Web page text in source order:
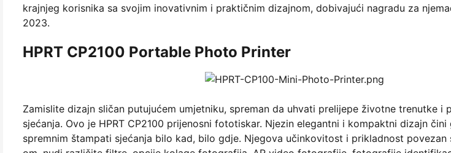
krajnjeg korisnika sa svojim inovativnim i praktičnim dizajnom, dobivajući nagradu za
2023.
HPRT CP2100 Portable Photo Printer
Zamislite dizajn sličan putujućem umjetniku, spreman da uhvati prelijepe životne trenutke i
sjećanja. Ovo je HPRT CP2100 prijenosni fototiskar. Njezin elegantni i kompaktni dizajn
spremnim štampati sjećanja bilo kad, bilo gdje. Njegova učinkovitost i prikladnost povezan